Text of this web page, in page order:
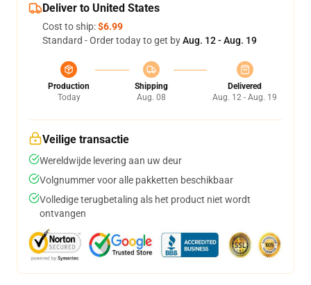
Deliver to United States
Cost to ship:$6.99
Standard - Order today to get byAug. 12 - Aug. 19
Production
Today
Shipping
Aug. 08
Delivered
Aug. 12 - Aug. 19
Veilige transactie
Wereldwijde levering aan uw deur
Volgnummer voor alle pakketten beschikbaar
Volledige terugbetaling als het product niet wordt
ontvangen